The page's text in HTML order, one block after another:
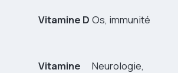
Vitamine D Os, immunité
Vitamine
Neurologie,